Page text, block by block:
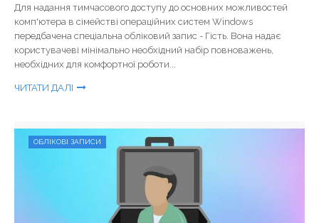
Для надання тимчасового доступу до основних можливостей
комп'ютера в сімействі операційних систем Windows
передбачена спеціальна обліковий запис - Гість. Вона надає
користувачеві мінімально необхідний набір повноважень,
необхідних для комфортної роботи...
ЧИТАТИ ДАЛІ
ОБЛІКОВІ ЗАПИСИ